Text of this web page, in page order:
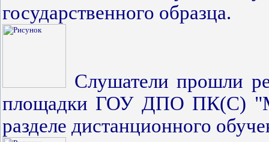
государственного образца.
Слушатели прошли
площадки ГОУ ДПО ПК(С)
разделе дистанционного